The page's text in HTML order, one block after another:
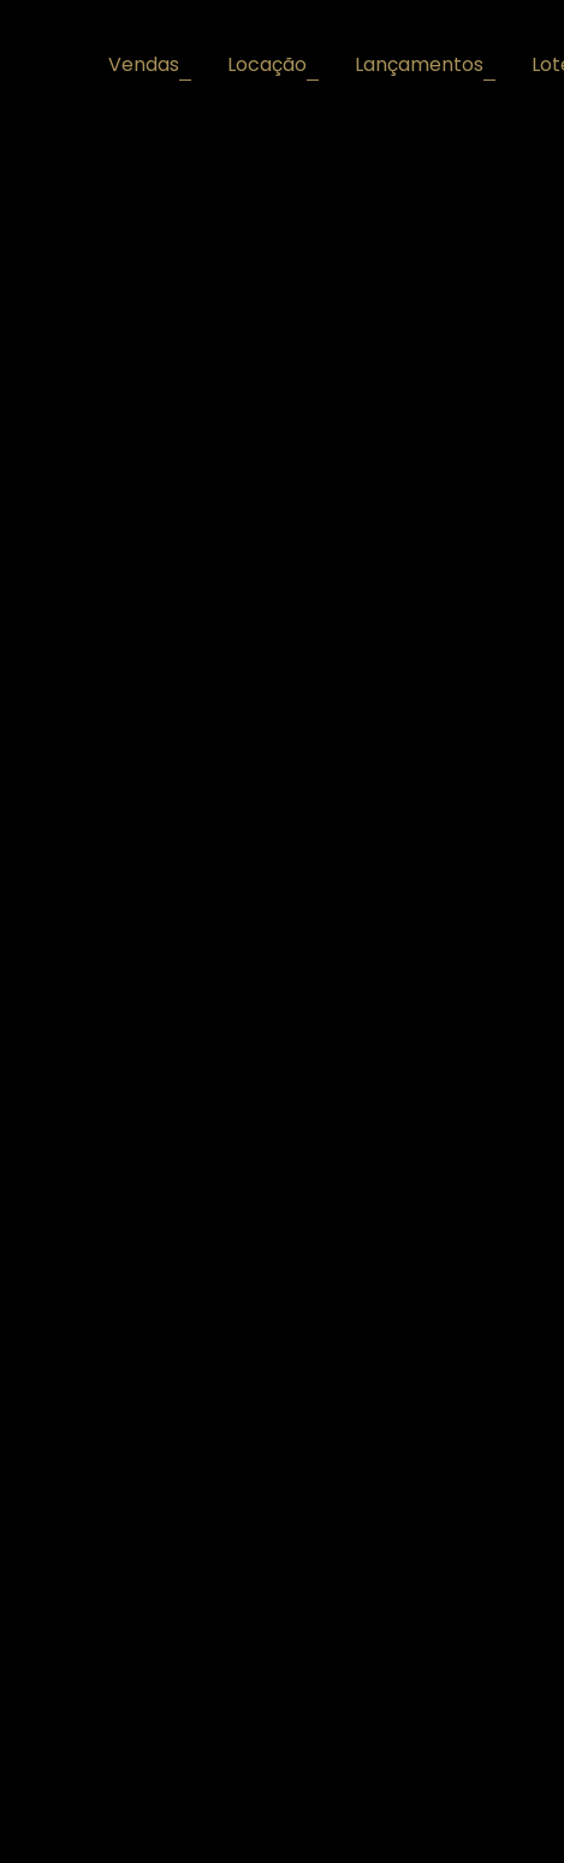
Lançamentos
Locação
Vendas